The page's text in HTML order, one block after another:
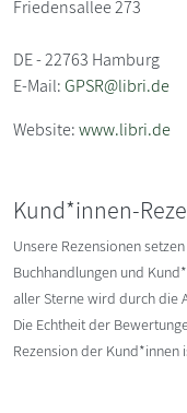
Friedensallee 273
DE - 22763 Hamburg
E-Mail:GPSR@libri.de
Website:www.libri.de
Kund*innen-
Unsere Rezensionen
Buchhandlungen und
aller Sterne wird durch die
Die Echtheit der
Rezension der